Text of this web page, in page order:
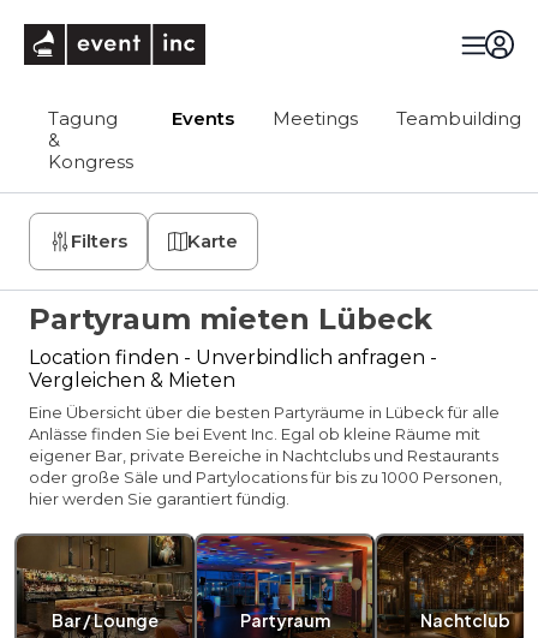
Tagung
&
Kongress
Events Meetings Teambuilding
Filters Karte
Partyraum mieten Lübeck
Location finden - Unverbindlich anfragen -
Vergleichen & Mieten
Eine Übersicht über die besten Partyräume in Lübeck für alle
Anlässe finden Sie bei Event Inc. Egal ob kleine Räume mit
eigener Bar, private Bereiche in Nachtclubs und Restaurants
oder große Säle und Partylocations für bis zu 1000 Personen,
hier werden Sie garantiert fündig.
Bar / Lounge Partyraum Nachtclub